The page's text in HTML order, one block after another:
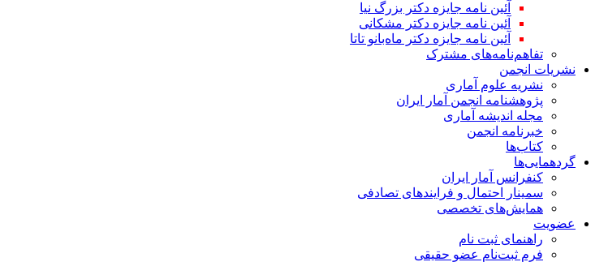
آئین نامه جایزه دکتر بزرگ نیا
آئین نامه جایزه دکتر مشکانی
آئین نامه جایزه دکتر ماه‌بانو تاتا
تفاهم‌نامه‌های مشترک
نشریات انجمن
نشریه علوم آماری
پژوهشنامه انجمن آمار ایران
مجله اندیشه آماری
خبرنامه انجمن
کتاب‌ها
گردهمایی‌ها
کنفرانس آمار ایران
سمینار احتمال و فرایندهای تصادفی
همایش‌های تخصصی
عضویت
راهنمای ثبت نام
فرم ثبت‌نام عضو حقیقی